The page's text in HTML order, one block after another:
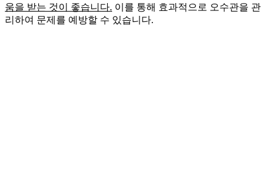
움을 받는 것이 좋습니다. 이를 통해 효과적으로 오수관을 관
리하여 문제를 예방할 수 있습니다.